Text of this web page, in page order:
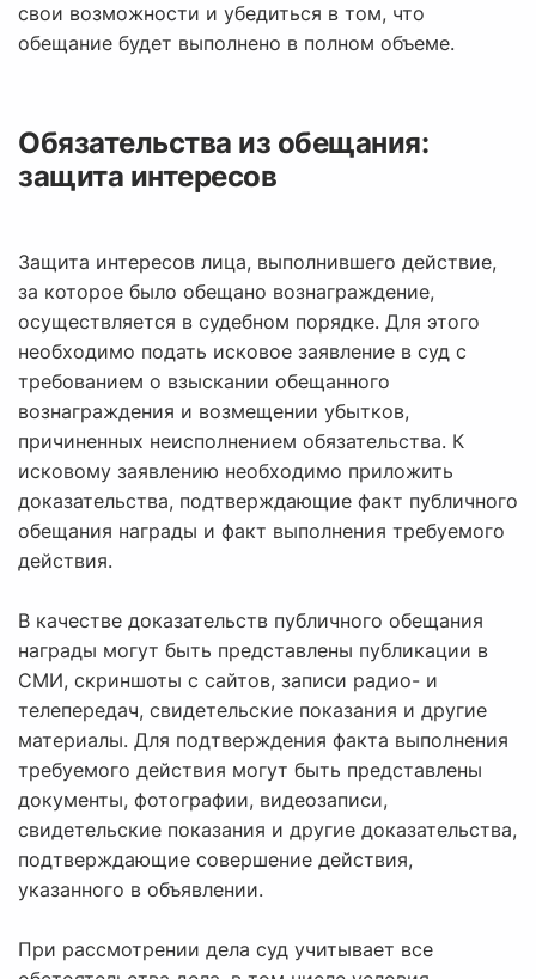
свои возможности и убедиться в том, что
обещание будет выполнено в полном объеме.
Обязательства из обещания:
защита интересов
Защита интересов лица, выполнившего действие,
за которое было обещано вознаграждение,
осуществляется в судебном порядке. Для этого
необходимо подать исковое заявление в суд с
требованием о взыскании обещанного
вознаграждения и возмещении убытков,
причиненных неисполнением обязательства. К
исковому заявлению необходимо приложить
доказательства, подтверждающие факт публичного
обещания награды и факт выполнения требуемого
действия.
В качестве доказательств публичного обещания
награды могут быть представлены публикации в
СМИ, скриншоты с сайтов, записи радио- и
телепередач, свидетельские показания и другие
материалы. Для подтверждения факта выполнения
требуемого действия могут быть представлены
документы, фотографии, видеозаписи,
свидетельские показания и другие доказательства,
подтверждающие совершение действия,
указанного в объявлении.
При рассмотрении дела суд учитывает все